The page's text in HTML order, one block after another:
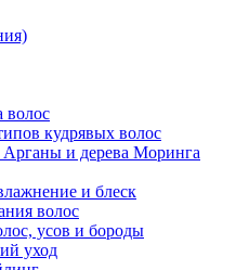
волос
кудрявых волос
и дерева Моринга
и блеск
волос
усов и бороды
уход